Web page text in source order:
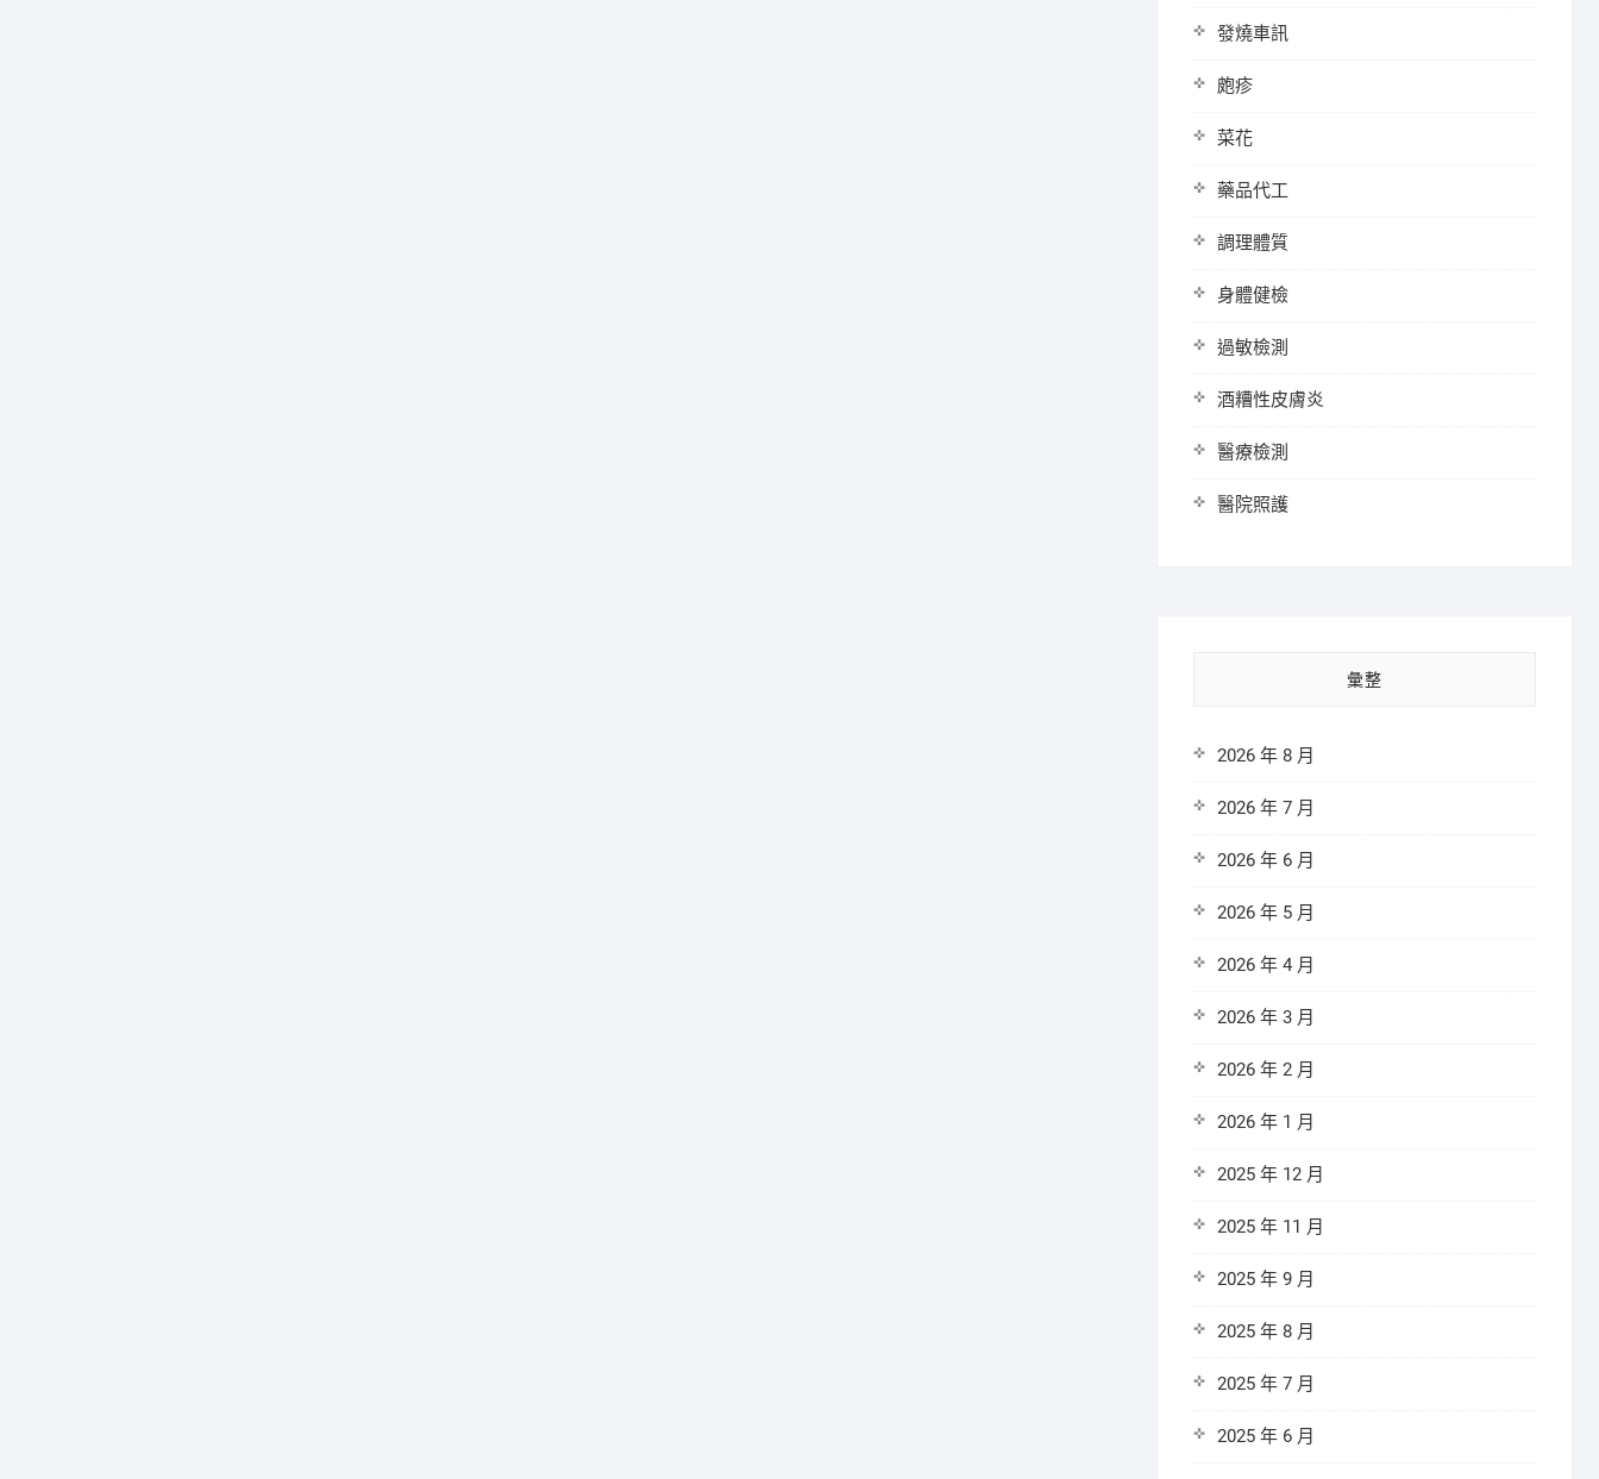
發燒車訊
皰疹
菜花
藥品代工
調理體質
身體健檢
過敏檢測
酒糟性皮膚炎
醫療檢測
醫院照護
彙整
2026 年 8 月
2026 年 7 月
2026 年 6 月
2026 年 5 月
2026 年 4 月
2026 年 3 月
2026 年 2 月
2026 年 1 月
2025 年 12 月
2025 年 11 月
2025 年 9 月
2025 年 8 月
2025 年 7 月
2025 年 6 月